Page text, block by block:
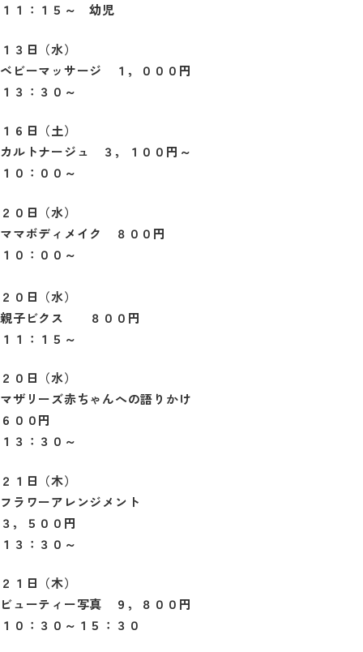
１１：１５～ 幼児
１３日（水）
ベビーマッサージ １，０００円
１３：３０～
１６日（土）
カルトナージュ ３，１００円～
１０：００～
２０日（水）
ママボディメイク ８００円
１０：００～
２０日（水）
親子ビクス ８００円
１１：１５～
２０日（水）
マザリーズ赤ちゃんへの語りかけ
６００円
１３：３０～
２１日（木）
フラワーアレンジメント
３，５００円
１３：３０～
２１日（木）
ビューティー写真 ９，８００円
１０：３０～１５：３０